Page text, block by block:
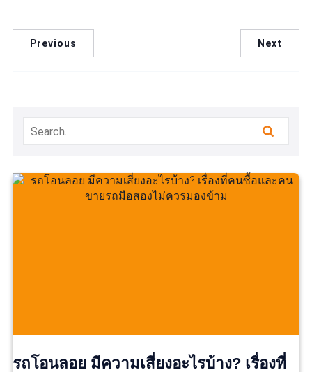
Previous Next
รถโอนลอย มีความเสี่ยงอะไรบ้าง? เรื่องที่